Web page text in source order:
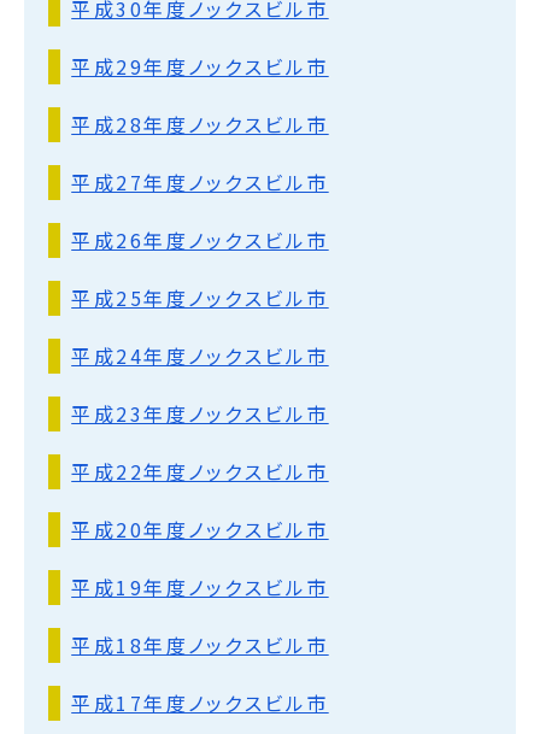
平成30年度ノックスビル市
平成29年度ノックスビル市
平成28年度ノックスビル市
平成27年度ノックスビル市
平成26年度ノックスビル市
平成25年度ノックスビル市
平成24年度ノックスビル市
平成23年度ノックスビル市
平成22年度ノックスビル市
平成20年度ノックスビル市
平成19年度ノックスビル市
平成18年度ノックスビル市
平成17年度ノックスビル市